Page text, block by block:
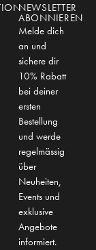
NEWSLETTER
ABONNIEREN
Melde dich
an und
sichere dir
10% Rabatt
bei deiner
ersten
Bestellung
und werde
regelmässig
über
Neuheiten,
Events und
exklusive
Angebote
informiert.